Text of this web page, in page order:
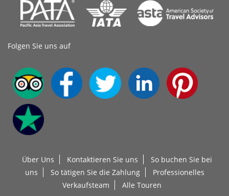
Folgen Sie uns auf
Über Uns Kontaktieren Sie uns
So buchen Sie bei
uns
So tätigen Sie die Zahlung
Professionelles
Verkaufsteam
Alle Touren